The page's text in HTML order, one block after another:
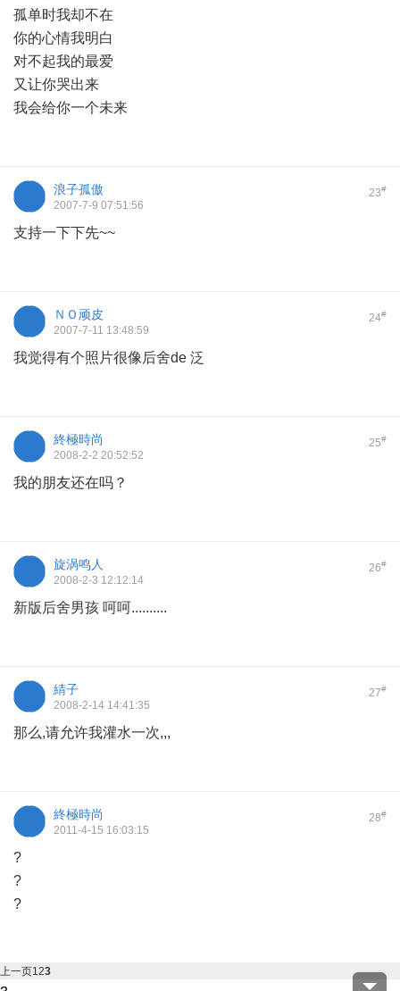
孤单时我却不在
你的心情我明白
对不起我的最爱
又让你哭出来
我会给你一个未来
23#
浪子孤傲
2007-7-9 07:51:56
支持一下下先~~
24#
ＮＯ顽皮
2007-7-11 13:48:59
我觉得有个照片很像后舍de 泛
25#
終極時尚
2008-2-2 20:52:52
我的朋友还在吗？
26#
旋涡鸣人
2008-2-3 12:12:14
新版后舍男孩 呵呵..........
27#
綪子
2008-2-14 14:41:35
那么,请允许我灌水一次,,,
28#
終極時尚
2011-4-15 16:03:15
?
?
?
上一页123